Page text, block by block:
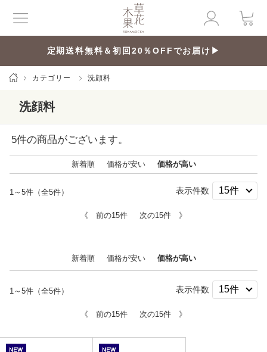
定期送料無料＆初回20％OFFでお届け▶
カテゴリー 洗顔料
洗顔料
5件の商品がございます。
新着順 価格が安い 価格が高い
1～5件（全5件） 表示件数
《 前の15件 次の15件 》
新着順 価格が安い 価格が高い
1～5件（全5件） 表示件数
《 前の15件 次の15件 》